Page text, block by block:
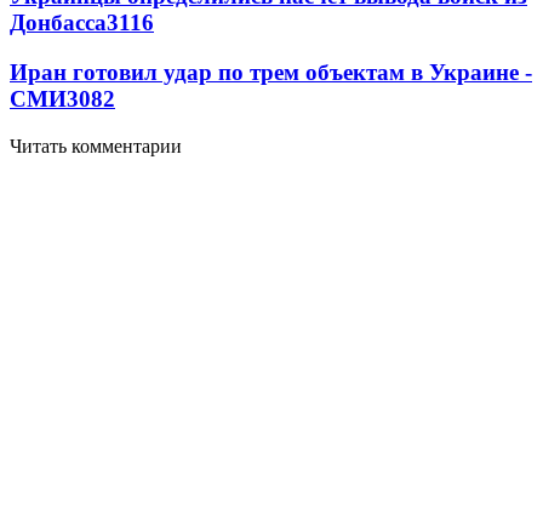
Донбасса3116
Иран готовил удар по трем объектам в Украине -
СМИ3082
Читать комментарии